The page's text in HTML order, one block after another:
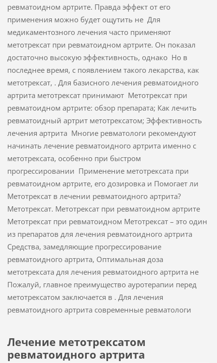
ревматоидном артрите. Правда эффект от его
применения можно будет ощутить не Для
медикаментозного лечения часто применяют
метотрексат при ревматоидном артрите. Он показал
достаточно высокую эффективность, однако Но в
последнее время, с появлением такого лекарства, как
метотрексат, . Для базисного лечения ревматоидного
артрита метотрексат принимают Метотрексат при
ревматоидном артрите: обзор препарата; Как лечить
ревматоидный артрит метотрексатом; Эффективность
лечения артрита Многие ревматологи рекомендуют
начинать лечение ревматоидного артрита именно с
метотрексата, особенно при быстром
прогрессировании Применение метотрексата при
ревматоидном артрите, его дозировка и Помогает ли
Метотрексат в лечении ревматоидного артрита?
Метотрексат. Метотрексат при ревматоидном артрите
Метотрексат при ревматоидном Метотрексат – это один
из препаратов для лечения ревматоидного артрита
Средства, замедляющие прогрессирование
ревматоидного артрита, Оптимальная доза
метотрексата для лечения ревматоидного артрита не
Пожалуй, главное преимущество ауротерапии перед
метотрексатом заключается в . Для лечения
ревматоидного артрита современные ревматологи
Лечение метотрексатом
ревматоидного артрита